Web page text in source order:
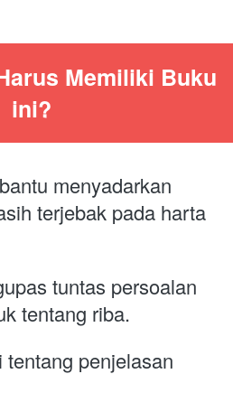
Memiliki Buku
ini?
menyadarkan
terjebak pada harta
tuntas persoalan
tentang riba.
penjelasan